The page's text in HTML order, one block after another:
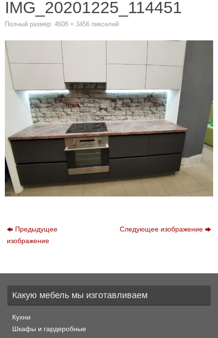
IMG_20201225_114451
Полный размер: 4608 × 3456 пикселей
Предыдущее
изображение
Следующее изображение
Какую мебель мы изготавливаем
Кухни
Шкафы и гардеробные